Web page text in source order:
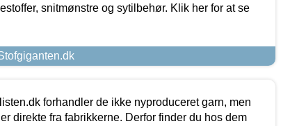
snitmønstre og sytilbehør. Klik her for at se
forhandler de ikke nyproduceret garn, men
direkte fra fabrikkerne. Derfor finder du hos dem